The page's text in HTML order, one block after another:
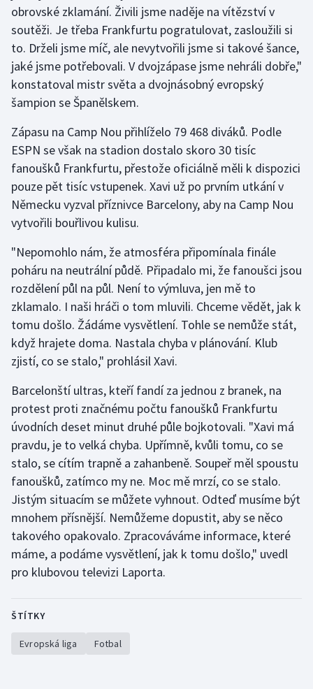
obrovské zklamání. Živili jsme naděje na vítězství v
soutěži. Je třeba Frankfurtu pogratulovat, zasloužili si
to. Drželi jsme míč, ale nevytvořili jsme si takové šance,
jaké jsme potřebovali. V dvojzápase jsme nehráli dobře,"
konstatoval mistr světa a dvojnásobný evropský
šampion se Španělskem.
Zápasu na Camp Nou přihlíželo 79 468 diváků. Podle
ESPN se však na stadion dostalo skoro 30 tisíc
fanoušků Frankfurtu, přestože oficiálně měli k dispozici
pouze pět tisíc vstupenek. Xavi už po prvním utkání v
Německu vyzval příznivce Barcelony, aby na Camp Nou
vytvořili bouřlivou kulisu.
"Nepomohlo nám, že atmosféra připomínala finále
poháru na neutrální půdě. Připadalo mi, že fanoušci jsou
rozdělení půl na půl. Není to výmluva, jen mě to
zklamalo. I naši hráči o tom mluvili. Chceme vědět, jak k
tomu došlo. Žádáme vysvětlení. Tohle se nemůže stát,
když hrajete doma. Nastala chyba v plánování. Klub
zjistí, co se stalo," prohlásil Xavi.
Barcelonští ultras, kteří fandí za jednou z branek, na
protest proti značnému počtu fanoušků Frankfurtu
úvodních deset minut druhé půle bojkotovali. "Xavi má
pravdu, je to velká chyba. Upřímně, kvůli tomu, co se
stalo, se cítím trapně a zahanbeně. Soupeř měl spoustu
fanoušků, zatímco my ne. Moc mě mrzí, co se stalo.
Jistým situacím se můžete vyhnout. Odteď musíme být
mnohem přísnější. Nemůžeme dopustit, aby se něco
takového opakovalo. Zpracováváme informace, které
máme, a podáme vysvětlení, jak k tomu došlo," uvedl
pro klubovou televizi Laporta.
ŠTÍTKY
Evropská liga Fotbal